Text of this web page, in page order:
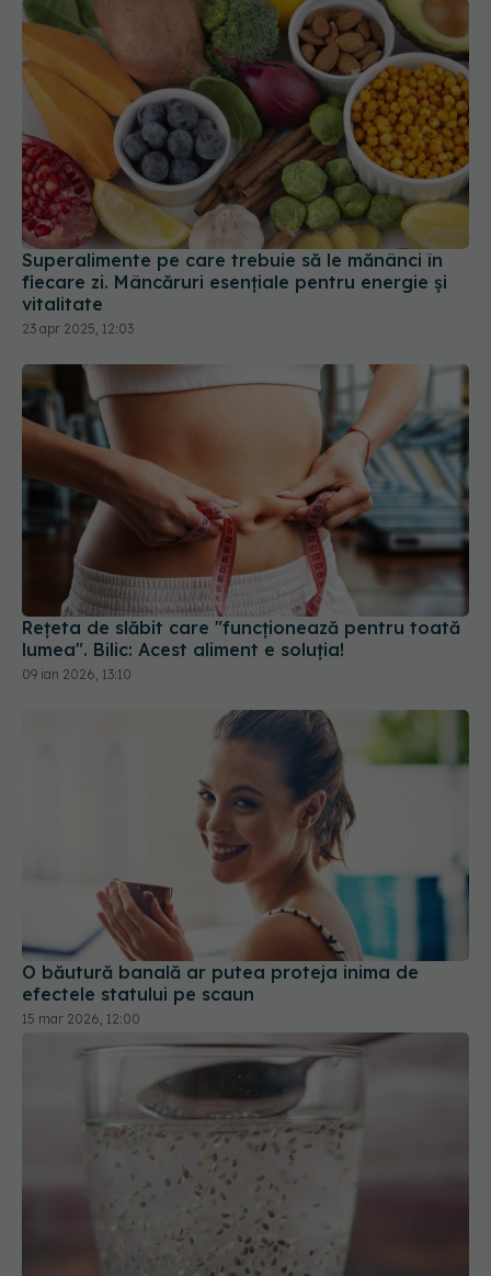
Superalimente pe care trebuie să le mănânci în
fiecare zi. Mâncăruri esențiale pentru energie și
vitalitate
23 apr 2025, 12:03
Rețeta de slăbit care "funcționează pentru toată
lumea". Bilic: Acest aliment e soluția!
09 ian 2026, 13:10
O băutură banală ar putea proteja inima de
efectele statului pe scaun
15 mar 2026, 12:00
Băutura minune cu oțet și chia pe stomacul gol.
Lygia Alexandrescu avertizează: Împreună